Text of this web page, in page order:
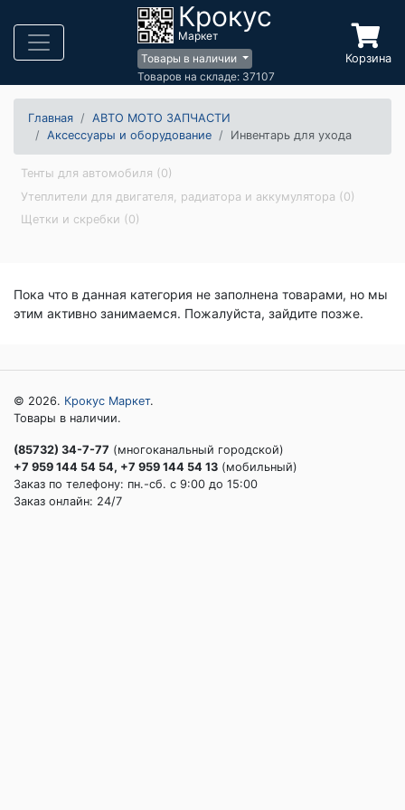
Крокус
Маркет
Товары в наличии
Товаров на складе: 37107
Корзина
Главная
АВТО МОТО ЗАПЧАСТИ
Аксессуары и оборудование
Инвентарь для ухода
Тенты для автомобиля (0)
Утеплители для двигателя, радиатора и аккумулятора (0)
Щетки и скребки (0)
Пока что в данная категория не заполнена товарами, но мы
этим активно занимаемся. Пожалуйста, зайдите позже.
© 2026. Крокус Маркет.
Товары в наличии.
(85732) 34-7-77 (многоканальный городской)
+7 959 144 54 54, +7 959 144 54 13 (мобильный)
Заказ по телефону: пн.-сб. c 9:00 до 15:00
Заказ онлайн: 24/7